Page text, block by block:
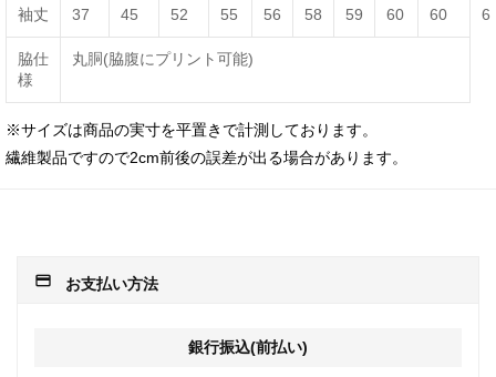
袖丈 37 45 52 55 56 58 59 60 60
脇仕
様
丸胴(脇腹にプリント可能)
※サイズは商品の実寸を平置きで計測しております。
繊維製品ですので2cm前後の誤差が出る場合があります。
payment お支払い方法
銀行振込(前払い)